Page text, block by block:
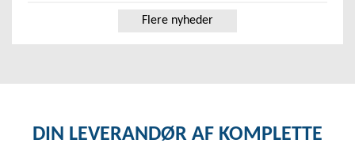
Flere nyheder
DIN LEVERANDØR AF KOMPLETTE